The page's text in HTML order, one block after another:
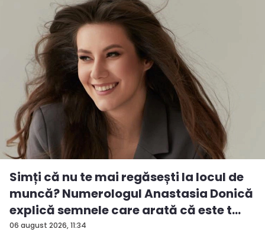
06 august 2026, 11:34
Simți că nu te mai regăsești la locul de
muncă? Numerologul Anastasia Donică
explică semnele care arată că este t...